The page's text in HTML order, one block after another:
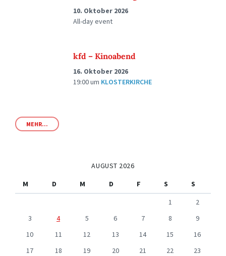
10. Oktober 2026
All-day event
kfd – Kinoabend
16. Oktober 2026
19:00um KLOSTERKIRCHE
MEHR...
AUGUST 2026
M
D M D F S
S
1
2
3
4 5 6 7 8
9
10
11 12 13 14 15
16
17
18 19 20 21 22
23